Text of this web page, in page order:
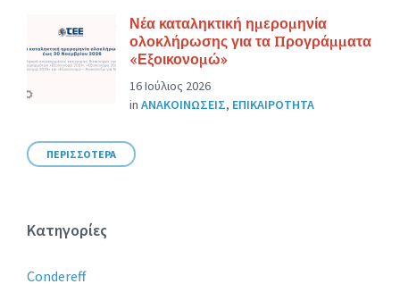
Νέα καταληκτική ημερομηνία
ολοκλήρωσης για τα Προγράμματα
«Εξοικονομώ»
16 Ιούλιος 2026
in ΑΝΑΚΟΙΝΩΣΕΙΣ, ΕΠΙΚΑΙΡΟΤΗΤΑ
ΠΕΡΙΣΣΟΤΕΡΑ
Κατηγορίες
Condereff